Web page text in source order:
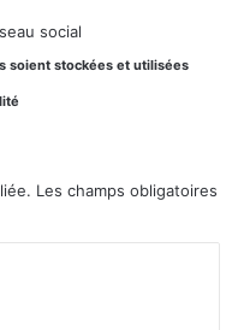
social
soient stockées et utilisées
Les champs obligatoires